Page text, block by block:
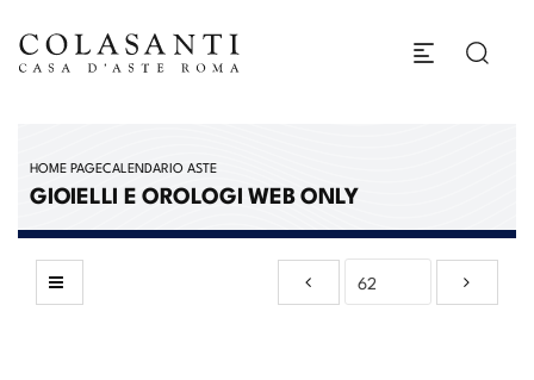
HOME PAGECALENDARIO ASTE
GIOIELLI E OROLOGI WEB ONLY